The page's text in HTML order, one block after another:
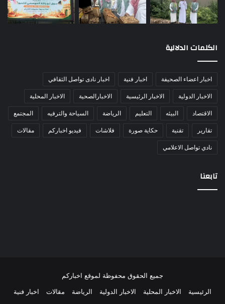
الكلمات الدلالية
اخبار اعضاء الصحيفة اخبار فنية اخبار نادى تواصل الثقافي
الاخبار الدولية الاخبار الرئيسية الاخبارالصحية الاخبار المحلية
الاقتصاد البيئه التعليم الرياضة السياحة والترفيه المجتمع
تقارير تقنية حكاية صورة فلاشات فيديو اخباركم مقالات
نادي تواصل الاعلامي
تابعنا
جميع الحقوق محفوظة لموقع اخباركم
الرئيسية
الاخبار المحلية الاخبار الدولية الرياضة مقالات اخبار فنية